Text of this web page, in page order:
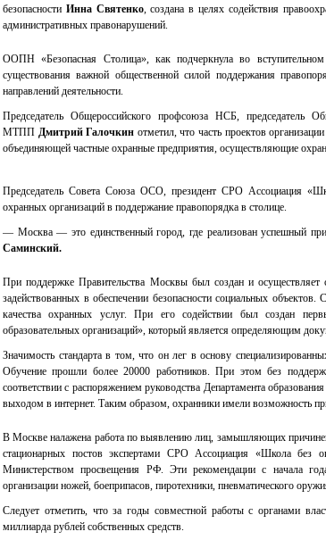
безопасности Инна Святенко, создана в целях содействия
административных правонарушений.
ООПН «Безопасная Столица», как подчеркнула во
существования важной общественной силой поддержания
направлений деятельности.
Председатель Общероссийского профсоюза НСБ, председатель
МТПП Дмитрий Галочкин отметил, что часть проектов
объединяющей частные охранные предприятия, осуществляющие
Председатель Совета Союза ОСО, президент СРО Ассоциация
охранных организаций в поддержание правопорядка в столице.
— Москва — это единственный город, где реализован успешный
Саминский.
При поддержке Правительства Москвы был создан и
задействованных в обеспечении безопасности социальных
качества охранных услуг. При его содействии был создан
образовательных организаций», который является определяющим
Значимость стандарта в том, что он лег в основу
Обучение прошли более 20000 работников. При этом без
соответствии с распоряжением руководства Департамента
выходом в интернет. Таким образом, охранники имели возможность
В Москве налажена работа по выявлению лиц, замышляющих
стационарных постов экспертами СРО Ассоциация «Школа без
Министерством просвещения РФ. Эти рекомендации с начала
организации ножей, боеприпасов, пиротехники, пневматического
Следует отметить, что за годы совместной работы с органами
миллиарда рублей собственных средств.